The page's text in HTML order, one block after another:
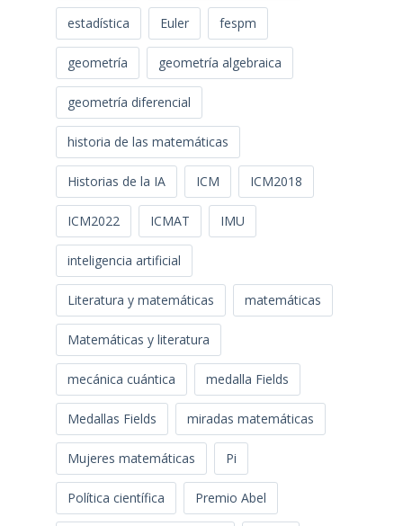
estadística Euler fespm
geometría geometría algebraica
geometría diferencial
historia de las matemáticas
Historias de la IA ICM ICM2018
ICM2022 ICMAT IMU
inteligencia artificial
Literatura y matemáticas matemáticas
Matemáticas y literatura
mecánica cuántica medalla Fields
Medallas Fields miradas matemáticas
Mujeres matemáticas Pi
Política científica Premio Abel